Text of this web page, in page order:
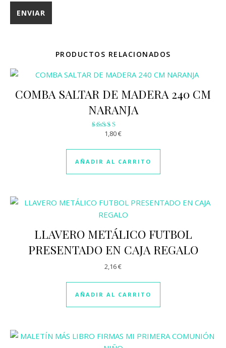
PRODUCTOS RELACIONADOS
COMBA SALTAR DE MADERA 240 CM
NARANJA
Valorado
2.77
de 5
1,80€
AÑADIR AL CARRITO
LLAVERO METÁLICO FUTBOL
PRESENTADO EN CAJA REGALO
2,16€
AÑADIR AL CARRITO